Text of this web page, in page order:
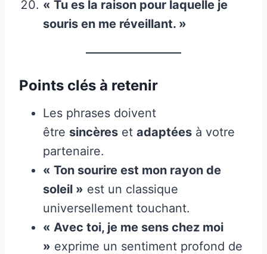
« Tu es la raison pour laquelle je
souris en me réveillant. »
Points clés à retenir
Les phrases doivent
être sincères et adaptées à votre
partenaire.
« Ton sourire est mon rayon de
soleil » est un classique
universellement touchant.
« Avec toi, je me sens chez moi
» exprime un sentiment profond de